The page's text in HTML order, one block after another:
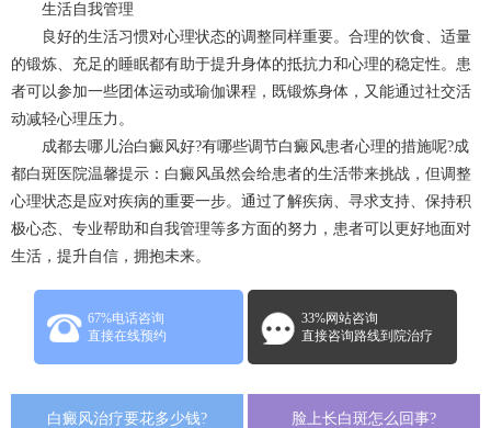
生活自我管理
良好的生活习惯对心理状态的调整同样重要。合理的饮食、适量
的锻炼、充足的睡眠都有助于提升身体的抵抗力和心理的稳定性。患
者可以参加一些团体运动或瑜伽课程，既锻炼身体，又能通过社交活
动减轻心理压力。
成都去哪儿治白癜风好?有哪些调节白癜风患者心理的措施呢?成
都白斑医院温馨提示：白癜风虽然会给患者的生活带来挑战，但调整
心理状态是应对疾病的重要一步。通过了解疾病、寻求支持、保持积
极心态、专业帮助和自我管理等多方面的努力，患者可以更好地面对
生活，提升自信，拥抱未来。
67%电话咨询
直接在线预约
33%网站咨询
直接咨询路线到院治疗
白癜风治疗要花多少钱? 脸上长白斑怎么回事?